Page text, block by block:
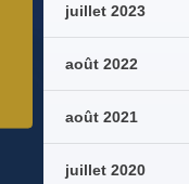
juillet 2023
août 2022
août 2021
juillet 2020